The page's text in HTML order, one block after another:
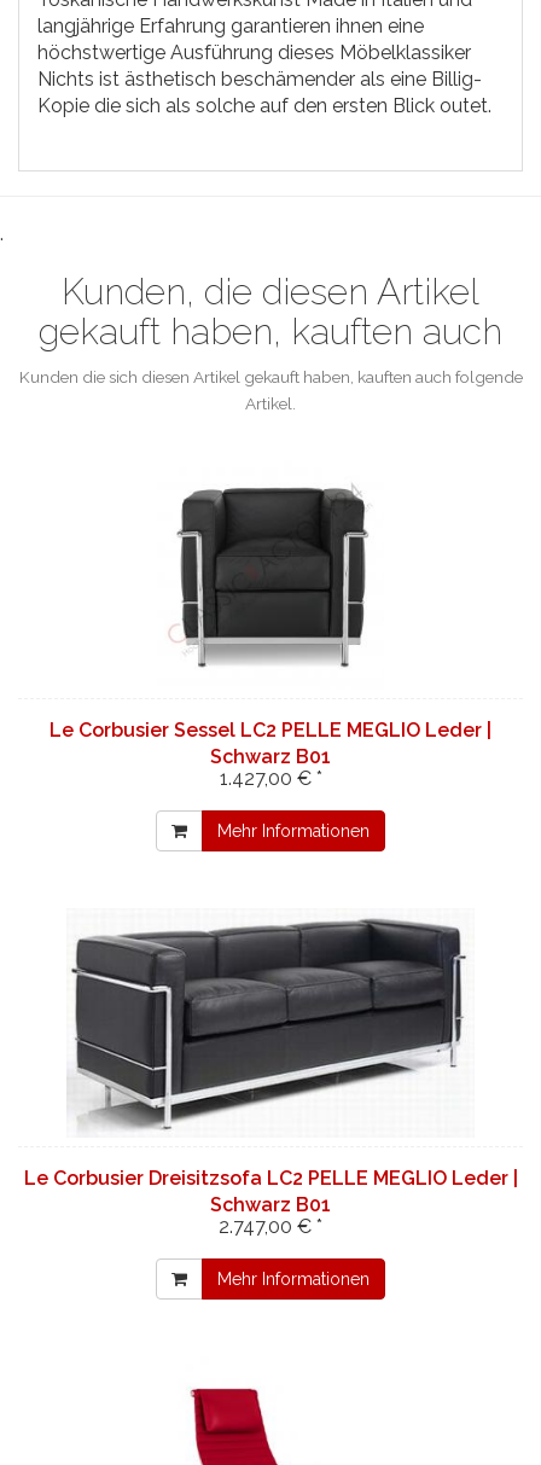
langjährige Erfahrung garantieren ihnen eine
höchstwertige Ausführung dieses Möbelklassiker
Nichts ist ästhetisch beschämender als eine Billig-
Kopie die sich als solche auf den ersten Blick outet.
.
Kunden, die diesen Artikel
gekauft haben, kauften auch
Kunden die sich diesen Artikel gekauft haben, kauften auch folgende
Artikel.
Le Corbusier Sessel LC2 PELLE MEGLIO Leder |
Schwarz B01
1.427,00 € *
Mehr Informationen
Le Corbusier Dreisitzsofa LC2 PELLE MEGLIO Leder |
Schwarz B01
2.747,00 € *
Mehr Informationen